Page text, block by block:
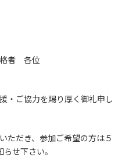
格者 各位
・ご協力を賜り厚く御礼申し
ただき、参加ご希望の方は５
せ下さい。